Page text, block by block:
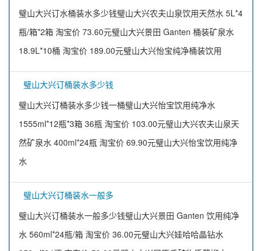
璧山大兴订水桶装水多少钱璧山大兴农夫山泉饮用天然水 5L*4
瓶/箱*2箱 淘宝价 73.60元璧山大兴景田 Ganten 桶装矿泉水
18.9L*10桶 淘宝价 189.00元璧山大兴怡宝纯净桶装饮用
璧山大兴订桶装水多少钱
璧山大兴订桶装水多少钱一桶璧山大兴怡宝饮用纯净水
1555ml*12瓶*3箱 36瓶 淘宝价 103.00元璧山大兴农夫山泉天
然矿泉水 400ml*24瓶 淘宝价 69.90元璧山大兴怡宝饮用纯净
水
璧山大兴订桶装水一般多
璧山大兴订桶装水一般多少钱璧山大兴景田 Ganten 饮用纯净
水 560ml*24瓶/箱 淘宝价 36.00元璧山大兴娃哈哈晶钻水